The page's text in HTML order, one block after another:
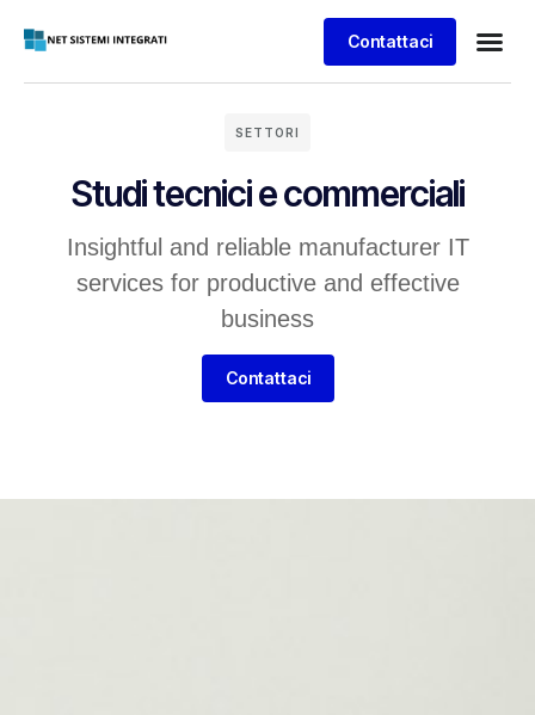
Contattaci
SETTORI
Studi tecnici e commerciali
Insightful and reliable manufacturer IT
services for productive and effective
business
Contattaci